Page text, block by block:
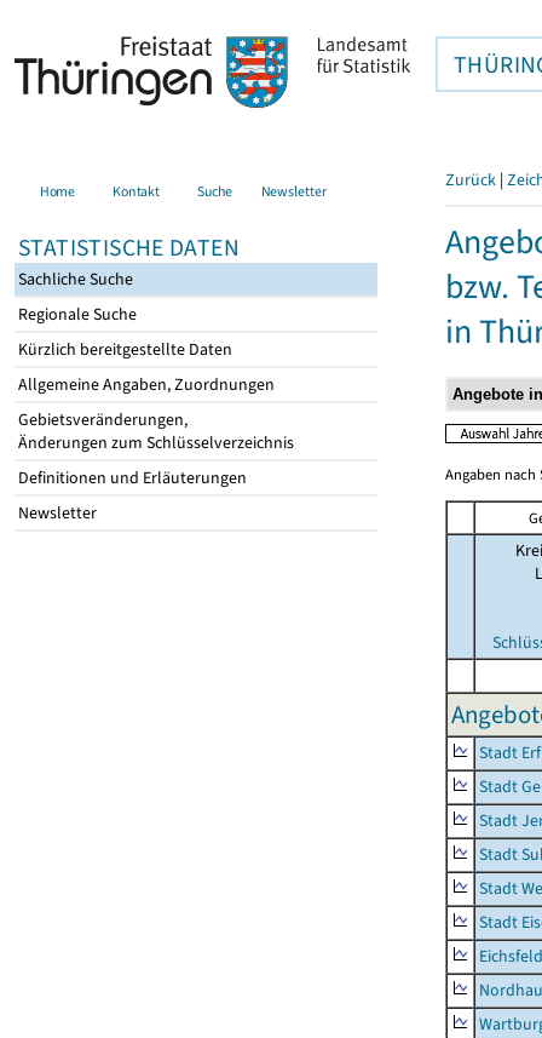
Home Kontakt Suche Newsletter
STATISTISCHE DATEN
Sachliche Suche
Regionale Suche
Kürzlich bereitgestellte Daten
Allgemeine Angaben, Zuordnungen
Gebietsveränderungen,
Änderungen zum Schlüsselverzeichnis
Definitionen und Erläuterungen
Newsletter
Zurück |
bzw.
in
Angaben nach
Stadt
Stadt
Stadt
Stadt
Stadt
Stadt
Eichsfeld